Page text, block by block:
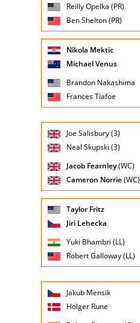
Reilly Opelka (PR)
Ben Shelton (PR)
Nazionalità
Giocatore
(posizione
testa di
Nikola Mektic
Michael Venus
Brandon Nakashima
Frances Tiafoe
Nazionalità
Giocatore
(posizione
testa di
serie)
Joe Salisbury (3)
Neal Skupski (3)
Jacob Fearnley(WC)
Cameron Norrie(WC)
Nazionalità
Giocatore
(posizione
testa di
Taylor Fritz
Jiri Lehecka
Yuki Bhambri (LL)
Robert Galloway (LL)
Nazionalità
Giocatore
(posizione
testa di
Jakub Mensik
Holger Rune